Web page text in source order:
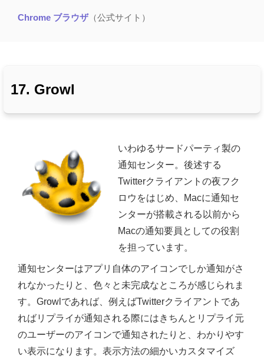
Chrome ブラウザ（公式サイト）
17. Growl
いわゆるサードパーティ製の
通知センター。後述する
Twitterクライアントの夜フク
ロウをはじめ、Macに通知セ
ンターが搭載される以前から
Macの通知要員としての役割
を担っています。
通知センターはアプリ自体のアイコンでしか通知がさ
れなかったりと、色々と未完成なところが感じられま
す。Growlであれば、例えばTwitterクライアントであ
ればリプライが通知される際にはきちんとリプライ元
のユーザーのアイコンで通知されたりと、わかりやす
い表示になります。表示方法の細かいカスタマイズ